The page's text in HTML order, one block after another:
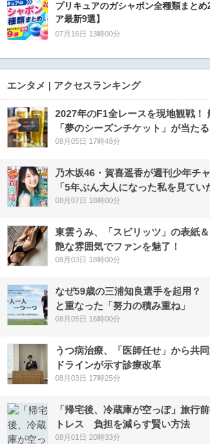
プリキュアのガシャポン全種類まと
ア最新9選】
07月16日 13時00分
エンタメ | アクセスランキング
2027年のF1全レースを現地観戦！
「夢のシーズンチケット」が当たる
08月05日 17時48分
乃木坂46・賀喜遥香が週刊少年チ
「5年ぶん大人になった私を見てい
08月07日 18時00分
東雲うみ、「スピリッツ」の表紙
艶な雰囲気でファンを魅了！
08月03日 18時00分
なぜ59歳の三浦知良選手を起用？
と重なった「努力の積み重ね」
08月05日 16時00分
うつ病治療、「医師任せ」から共
ドラインが示す診療改革
08月03日 17時25分
「帰宅後、冷蔵庫が空っぽ」旅行
トレス 負担を減らす賢い方法
08月01日 20時33分